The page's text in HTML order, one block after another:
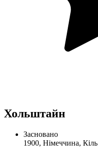
Хольштайн
Засновано
1900, Німеччина, Кіль